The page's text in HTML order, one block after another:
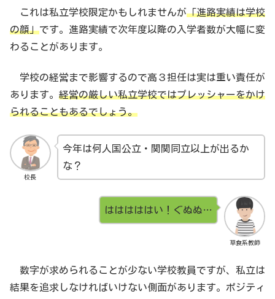
これは私立学校限定かもしれませんが「進路実績は学校
の顔」です。進路実績で次年度以降の入学者数が大幅に変
わることがあります。
学校の経営まで影響するので高３担任は実は重い責任が
あります。 経営の厳しい私立学校ではプレッシャーをかけ
られることもあるでしょう。
校長
今年は何人国公立・関関同立以上が出るか
な？
草食系教師
はははははい！ぐぬぬ…
数字が求められることが少ない学校教員ですが、私立は
結果を追求しなければいけない側面があります。ポジティ